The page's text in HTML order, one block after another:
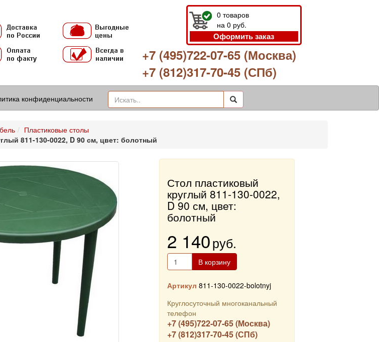
0 товаров
на 0 руб.
Оформить заказ
+7 (495)722-07-65 (Москва)
+7 (812)317-70-45 (СПб)
конфиденциальности
Пластиковые столы
811-130-0022, D 90 см, цвет: болотный
Стол пластиковый
круглый 811-130-0022,
D 90 см, цвет:
болотный
2 140руб.
В корзину
Артикул 811-130-0022-bolotnyj
Круглосуточный многоканальный
телефон
+7 (495)722-07-65 (Москва)
+7 (812)317-70-45 (СПб)